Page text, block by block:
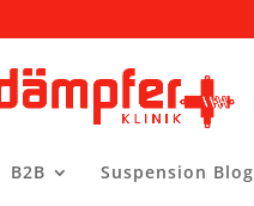
B2B Suspension Blog